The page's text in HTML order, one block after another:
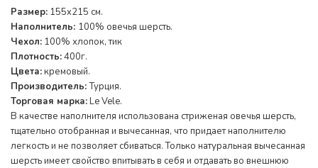
Размер: 155x215 см.
Наполнитель: 100% овечья шерсть.
Чехол: 100% хлопок, тик
Плотность:400г.
Цвета:кремовый.
Производитель:Турция.
Торговая марка:Le Vele.
В качестве наполнителя использована стриженая овечья шерсть,
тщательно отобранная и вычесанная, что придает наполнителю
легкость и не позволяет сбиваться. Только натуральная вычесанная
шерсть имеет свойство впитывать в себя и отдавать во внешнюю